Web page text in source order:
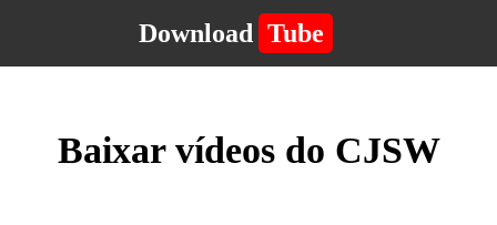
Download Tube
Baixar vídeos do CJSW